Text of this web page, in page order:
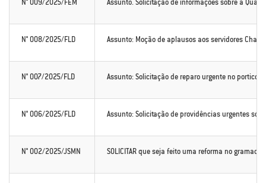
N° 009/2025/FEM Assunto. Solicitação de informações sobre a
N° 008/2025/FLD Assunto: Moção de aplausos aos servidores
N° 007/2025/FLD Assunto: Solicitação de reparo urgente no portico
N° 006/2025/FLD Assunto: Solicitação de providências urgentes
N° 002/2025/JSMN SOLICITAR que seja feito uma reforma no